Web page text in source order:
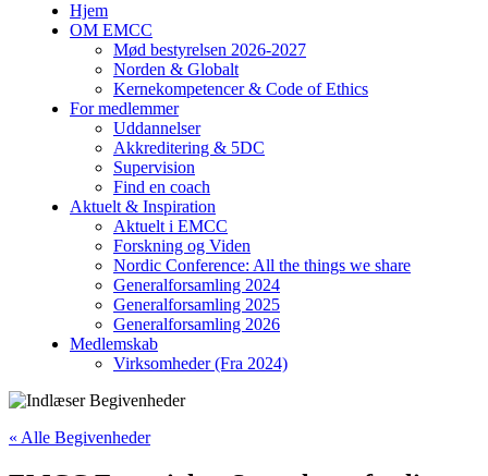
Hjem
OM EMCC
Mød bestyrelsen 2026-2027
Norden & Globalt
Kernekompetencer & Code of Ethics
For medlemmer
Uddannelser
Akkreditering & 5DC
Supervision
Find en coach
Aktuelt & Inspiration
Aktuelt i EMCC
Forskning og Viden
Nordic Conference: All the things we share
Generalforsamling 2024
Generalforsamling 2025
Generalforsamling 2026
Medlemskab
Virksomheder (Fra 2024)
« Alle Begivenheder